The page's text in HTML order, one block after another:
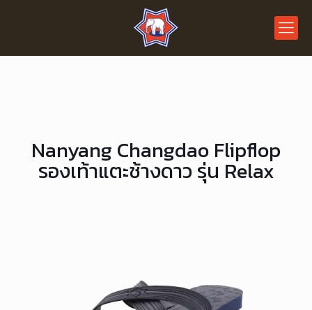
Nanyang Changdao Flipflop
รองเท้าแตะช้างดาว รุ่น Relax